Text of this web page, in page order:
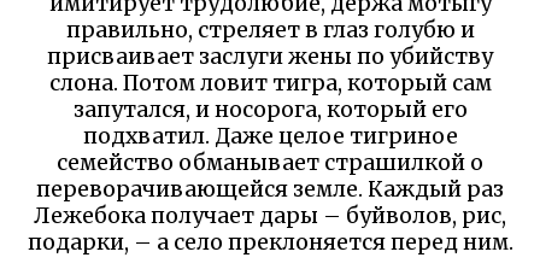
правильно, стреляет в глаз голубю и
присваивает заслуги жены по убийству
слона. Потом ловит тигра, который сам
запутался, и носорога, который его
подхватил. Даже целое тигриное
семейство обманывает страшилкой о
переворачивающейся земле. Каждый раз
Лежебока получает дары – буйволов, рис,
подарки, – а село преклоняется перед ним.